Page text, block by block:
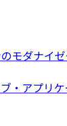
モダナイ
・アプリ